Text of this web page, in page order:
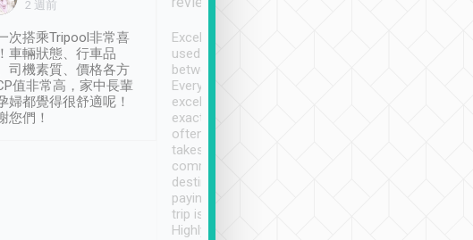
2 週前
次搭乘Tripool非常喜
車輛狀態、行車品
司機素質、價格各方
值非常高，家中長輩
婦都覺得很舒適呢！
您們！
Excellent service. We have
used Tripool to travel
between cities in Taiwan.
Every driver has been
excellent and arrives
exactly on time. As there is
often limited English it
takes the difficulty out of
communicating the
destination details and
paying online prior to the
trip is very convenient.
Highly recommended